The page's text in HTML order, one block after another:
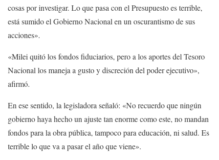
cosas por investigar. Lo que pasa con el Presupuesto es terrible,
está sumido el Gobierno Nacional en un oscurantismo de sus
acciones».
«Milei quitó los fondos fiduciarios, pero a los aportes del Tesoro
Nacional los maneja a gusto y discreción del poder ejecutivo»,
afirmó.
En ese sentido, la legisladora señaló: «No recuerdo que ningún
gobierno haya hecho un ajuste tan enorme como este, no mandan
fondos para la obra pública, tampoco para educación, ni salud. Es
terrible lo que va a pasar el año que viene».